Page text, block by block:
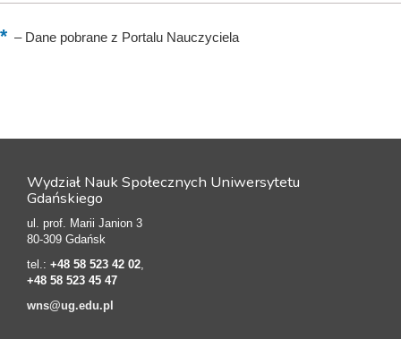
–Dane pobrane z Portalu Nauczyciela
Wydział Nauk Społecznych Uniwersytetu
Gdańskiego
ul. prof. Marii Janion 3
80-309 Gdańsk
tel.: +48 58 523 42 02,
+48 58 523 45 47
wns@ug.edu.pl